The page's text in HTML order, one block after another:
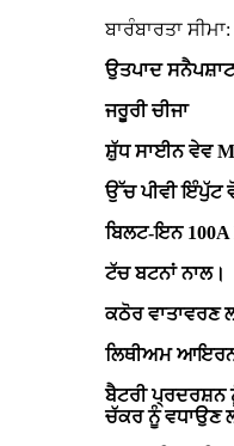
ਬਾਰੰਬਾਰਤਾ
ਉਤਪਾਦ ਸਨੈਪਸ਼ਾਟ
ਜਰੂਰੀ ਚੀਜਾ
ਸ਼ੁੱਧ ਸਾਈਨ ਵੇਵ
ਉੱਚ ਪੀਵੀ ਇੰਪੁੱਟ
ਬਿਲਟ-ਇਨ
ਟੱਚ ਬਟਨਾਂ ਨਾਲ।
ਕਠੋਰ ਵਾਤਾਵਰਣ
ਲਿਥੀਅਮ ਆਇਰਨ
ਬੈਟਰੀ ਪ੍ਰਦਰਸ਼ਨ
ਚੱਕਰ ਨੂੰ ਵਧਾਉਣ